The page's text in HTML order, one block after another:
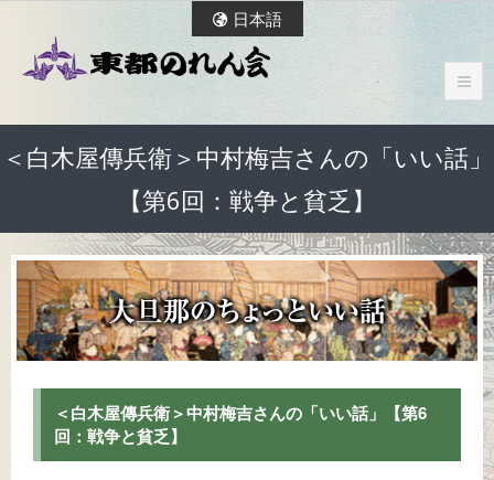
日本語
＜白木屋傳兵衛＞中村梅吉さんの「いい話」
【第6回：戦争と貧乏】
＜白木屋傳兵衛＞中村梅吉さんの「いい話」【第6
回：戦争と貧乏】